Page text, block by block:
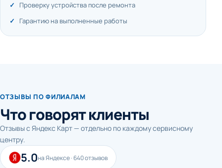
Проверку устройства после ремонта
Гарантию на выполненные работы
ОТЗЫВЫ ПО ФИЛИАЛАМ
Что говорят клиенты
Отзывы с Яндекс Карт — отдельно по каждому сервисному
центру.
5.0на Яндексе · 640 отзывов